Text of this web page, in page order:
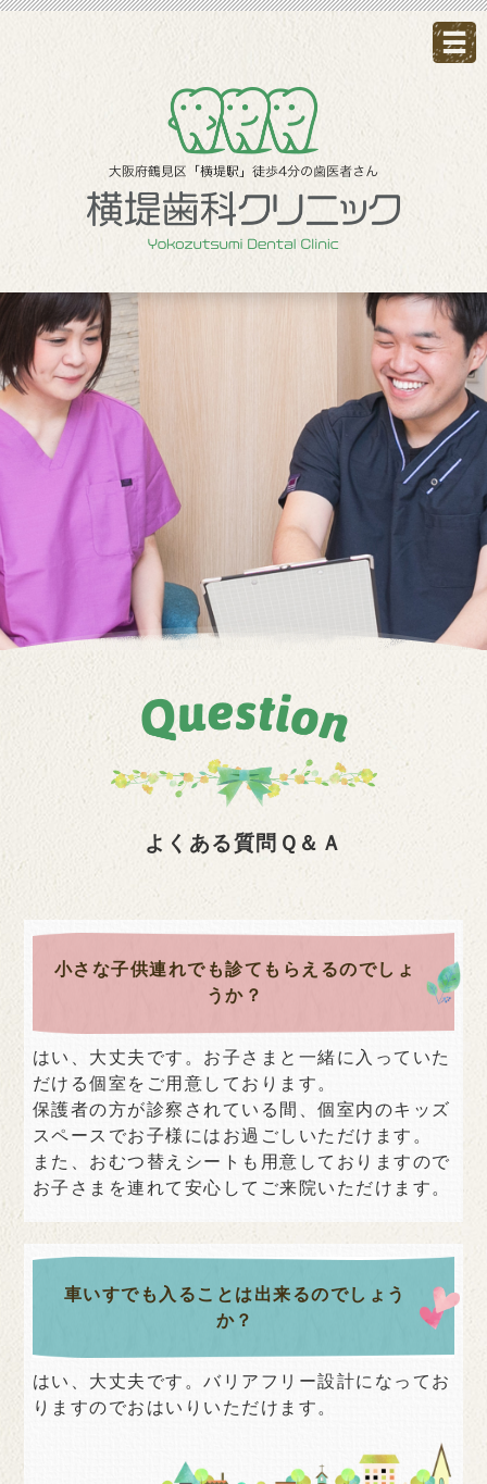
よくある質問Ｑ＆Ａ
小さな子供連れでも診てもらえるのでしょ
うか？
はい、大丈夫です。お子さまと一緒に入っていた
だける個室をご用意しております。
保護者の方が診察されている間、個室内のキッズ
スペースでお子様にはお過ごしいただけます。
また、おむつ替えシートも用意しておりますので
お子さまを連れて安心してご来院いただけます。
車いすでも入ることは出来るのでしょう
か？
はい、大丈夫です。バリアフリー設計になってお
りますのでおはいりいただけます。